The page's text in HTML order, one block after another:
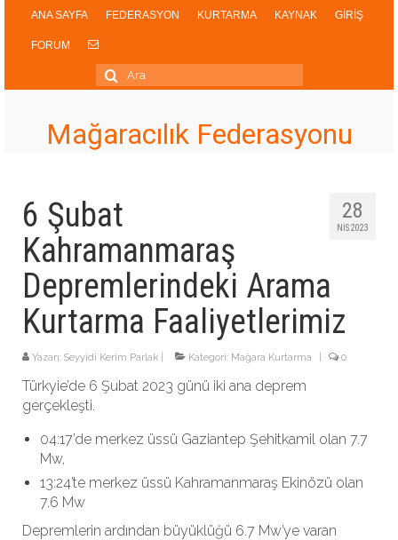
ANA SAYFA FEDERASYON KURTARMA KAYNAK GİRİŞ
FORUM
Şunu
ara:
Mağaracılık Federasyonu
28
NIS 2023
6 Şubat
Kahramanmaraş
Depremlerindeki Arama
Kurtarma Faaliyetlerimiz
Yazarı: Seyyidi Kerim Parlak Kategori: Mağara Kurtarma 0
Türkyie’de 6 Şubat 2023 günü iki ana deprem
gerçekleşti.
04:17’de merkez üssü Gaziantep Şehitkamil olan 7.7
Mw,
13:24’te merkez üssü Kahramanmaraş Ekinözü olan
7.6 Mw
Depremlerin ardından büyüklüğü 6.7 Mw’ye varan